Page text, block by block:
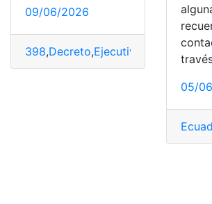
09/06/2026
398,Decreto,Ejecutivo SRI,
05/